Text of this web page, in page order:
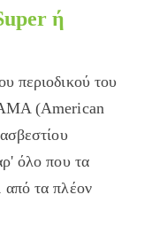
ή
περιοδικού του
(American
όλο που τα
από τα πλέον